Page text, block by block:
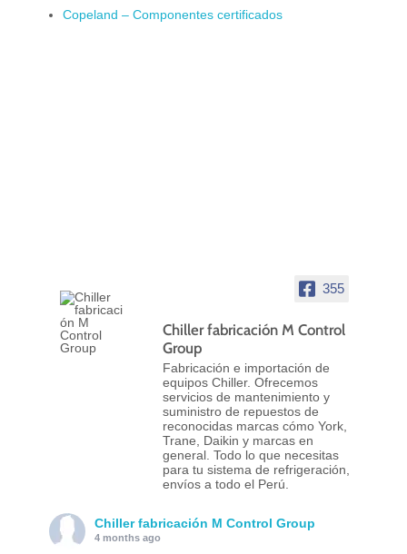
Copeland – Componentes certificados
355
Chiller fabricación M Control
Group
Fabricación e importación de
equipos Chiller. Ofrecemos
servicios de mantenimiento y
suministro de repuestos de
reconocidas marcas cómo York,
Trane, Daikin y marcas en
general. Todo lo que necesitas
para tu sistema de refrigeración,
envíos a todo el Perú.
Chiller fabricación M Control Group
4 months ago